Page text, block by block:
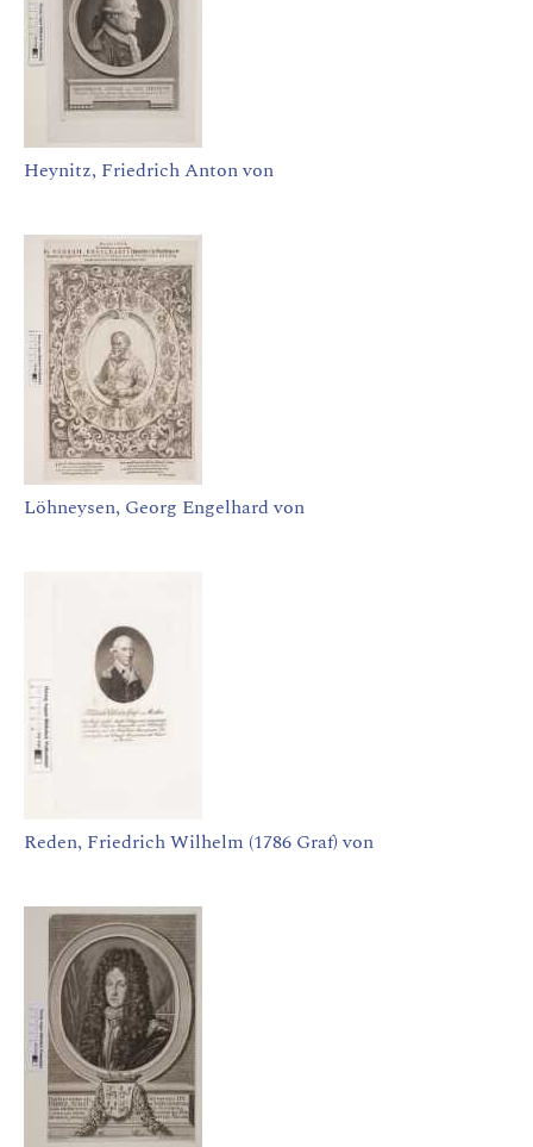
Heynitz, Friedrich Anton von
Löhneysen, Georg Engelhard von
Reden, Friedrich Wilhelm (1786 Graf) von